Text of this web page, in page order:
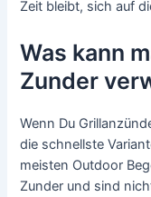
Zeit bleibt, sich auf
Was kann
Zunder
Wenn Du
die schnellste
meisten Outdoor
Zunder und sind